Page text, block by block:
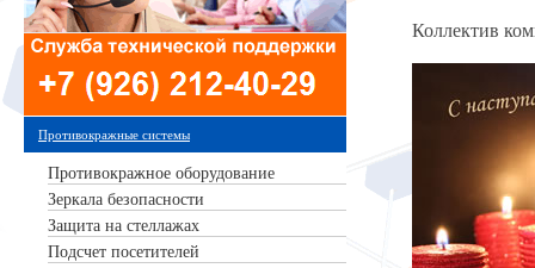
Противокражные системы
Противокражное оборудование
Зеркала безопасности
Защита на стеллажах
Подсчет посетителей
Коллектив